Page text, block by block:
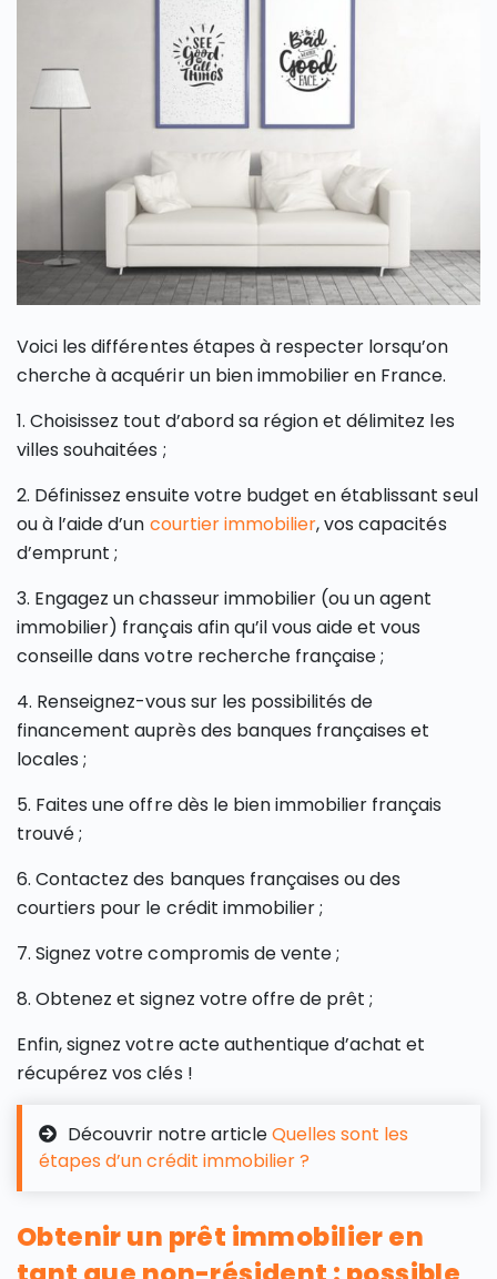
Voici les différentes étapes à respecter lorsqu’on
cherche à acquérir un bien immobilier en France.
1. Choisissez tout d’abord sa région et délimitez les
villes souhaitées ;
2. Définissez ensuite votre budget en établissant seul
ou à l’aide d’un courtier immobilier, vos capacités
d’emprunt ;
3. Engagez un chasseur immobilier (ou un agent
immobilier) français afin qu’il vous aide et vous
conseille dans votre recherche française ;
4. Renseignez-vous sur les possibilités de
financement auprès des banques françaises et
locales ;
5. Faites une offre dès le bien immobilier français
trouvé ;
6. Contactez des banques françaises ou des
courtiers pour le crédit immobilier ;
7. Signez votre compromis de vente ;
8. Obtenez et signez votre offre de prêt ;
Enfin, signez votre acte authentique d’achat et
récupérez vos clés !
Découvrir notre articleQuelles sont les
étapes d’un crédit immobilier ?
Obtenir un prêt immobilier en